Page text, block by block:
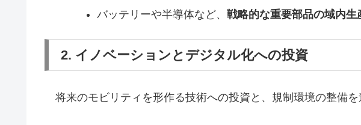
バッテリーや半導体など、戦略的な重要部品の域内生
2. イノベーションとデジタル化への投資
将来のモビリティを形作る技術への投資と、規制環境の整備を